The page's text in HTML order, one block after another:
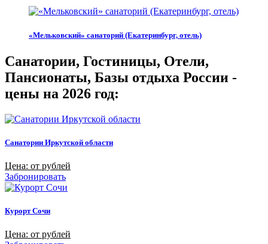
«Мельковский» санаторий (Екатеринбург, отель)
Санатории, Гостиницы, Отели,
Пансионаты, Базы отдыха России -
цены на 2026 год:
Санатории Иркутской области
Цена: от рублей
Забронировать
Курорт Сочи
Цена: от рублей